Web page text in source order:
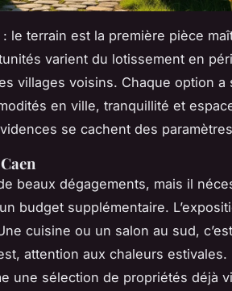
le terrain est la première pièce
varient du lotissement en
villages voisins. Chaque option a
en ville, tranquillité et
se cachent des
beaux dégagements, mais il
budget supplémentaire.
cuisine ou un salon au sud,
attention aux chaleurs estivales.
une sélection de propriétés déjà